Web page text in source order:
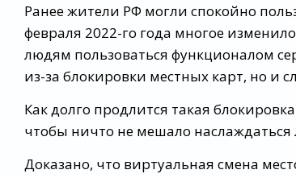
Ранее жители РФ могли спокойно
февраля 2022-го года многое
людям пользоваться функционалом
из-за блокировки местных карт, но и
Как долго продлится такая
чтобы ничто не мешало
Доказано, что виртуальная смена